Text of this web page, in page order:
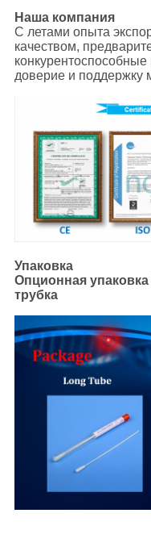
Наша компания
С летами опыта
качеством,
доверие и поддержку
Упаковка
Опционная
трубка